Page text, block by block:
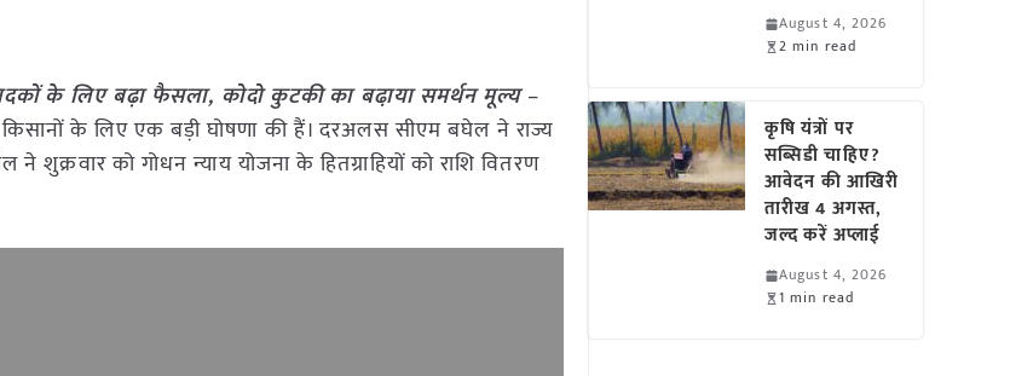
के लिए बढ़ा फैसला, कोदो कुटकी का बढा़या समर्थन मूल्य–
किसानों के लिए एक बड़ी घोषणा की हैं। दरअलस सीएम बघेल ने राज्य
को गोधन न्याय योजना के हितग्राहियों को राशि वितरण
August 4, 2026
2 min read
कृषि यंत्रों पर
सब्सिडी चाहिए?
आवेदन की आखिरी
तारीख 4 अगस्त,
जल्द करें अप्लाई
August 4, 2026
1 min read